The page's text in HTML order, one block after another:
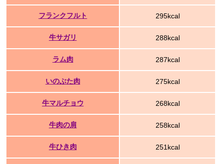
フランクフルト 295kcal
牛サガリ 288kcal
ラム肉 287kcal
いのぶた肉 275kcal
牛マルチョウ 268kcal
牛肉の肩 258kcal
牛ひき肉 251kcal